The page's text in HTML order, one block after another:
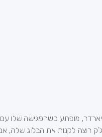
מופתע כשהפגישה שלו עם
רוצה לקנות את הבלוג שלה,